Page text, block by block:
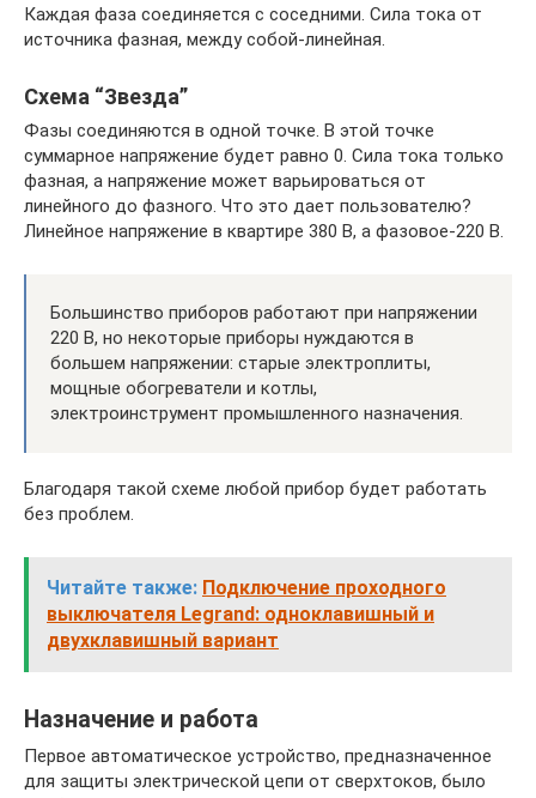
Каждая фаза соединяется с соседними. Сила тока от
источника фазная, между собой-линейная.
Схема “Звезда”
Фазы соединяются в одной точке. В этой точке
суммарное напряжение будет равно 0. Сила тока только
фазная, а напряжение может варьироваться от
линейного до фазного. Что это дает пользователю?
Линейное напряжение в квартире 380 В, а фазовое-220 В.
Большинство приборов работают при напряжении
220 В, но некоторые приборы нуждаются в
большем напряжении: старые электроплиты,
мощные обогреватели и котлы,
электроинструмент промышленного назначения.
Благодаря такой схеме любой прибор будет работать
без проблем.
Читайте также: Подключение проходного
выключателя Legrand: одноклавишный и
двухклавишный вариант
Назначение и работа
Первое автоматическое устройство, предназначенное
для защиты электрической цепи от сверхтоков, было